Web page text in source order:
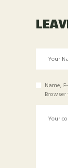
Name,